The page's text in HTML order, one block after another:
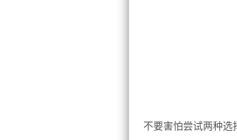
不要害怕尝试两种选